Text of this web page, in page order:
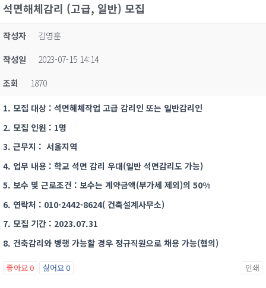
석면해체감리 (고급, 일반) 모집
작성자
김영훈
작성일
2023-07-15 14:14
조회
1870
1. 모집 대상 : 석면해체작업 고급 감리인 또는 일반감리인
2. 모집 인원 : 1명
3. 근무지 : 서울지역
4. 업무 내용 : 학교 석면 감리 우대(일반 석면감리도 가능)
5. 보수 및 근로조건 : 보수는 계약금액(부가세 제외)의 50%
6. 연락처 : 010-2442-8624( 건축설계사무소)
7. 모집 기간 : 2023.07.31
8. 건축감리와 병행 가능할 경우 정규직원으로 채용 가능(협의)
좋아요0 싫어요0 인쇄